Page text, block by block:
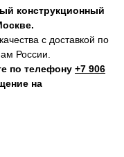
конструкционный
с доставкой по
России.
по телефону +7 906
на